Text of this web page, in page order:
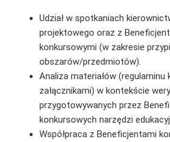
Udział w spotkaniach
projektowego oraz z
konkursowymi (w zakresie
obszarów/przedmiotów).
Analiza materiałów (regulaminu
załącznikami) w kontekście
przygotowywanych przez
konkursowych narzędzi
Współpraca z Beneficjentami